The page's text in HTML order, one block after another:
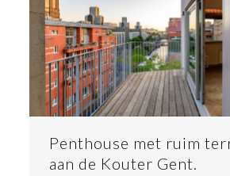
Penthouse met ruim
aan de Kouter Gent.